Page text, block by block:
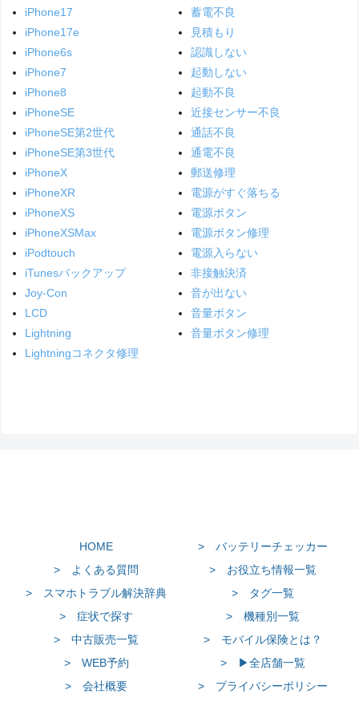
iPhone17
iPhone17e
iPhone6s
iPhone7
iPhone8
iPhoneSE
iPhoneSE第2世代
iPhoneSE第3世代
iPhoneX
iPhoneXR
iPhoneXS
iPhoneXSMax
iPodtouch
iTunesバックアップ
Joy-Con
LCD
Lightning
Lightningコネクタ修理
蓄電不良
見積もり
認識しない
起動しない
起動不良
近接センサー不良
通話不良
通電不良
郵送修理
電源がすぐ落ちる
電源ボタン
電源ボタン修理
電源入らない
非接触決済
音が出ない
音量ボタン
音量ボタン修理
HOME
> バッテリーチェッカー
> よくある質問
> お役立ち情報一覧
> スマホトラブル解決辞典
> タグ一覧
> 症状で探す
> 機種別一覧
> 中古販売一覧
> モバイル保険とは？
> WEB予約
> ▶全店舗一覧
> 会社概要
> プライバシーポリシー